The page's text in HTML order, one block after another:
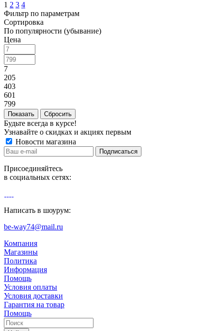
1 2 3 4
Фильтр по параметрам
Сортировка
По популярности (убывание)
Цена
7
205
403
601
799
Сбросить
Будьте всегда в курсе!
Узнавайте о скидках и акциях первым
Новости магазина
Присоединяйтесь
в социальных сетях:
Написать в шоурум:
be-way74@mail.ru
Компания
Магазины
Политика
Информация
Помощь
Условия оплаты
Условия доставки
Гарантия на товар
Помощь